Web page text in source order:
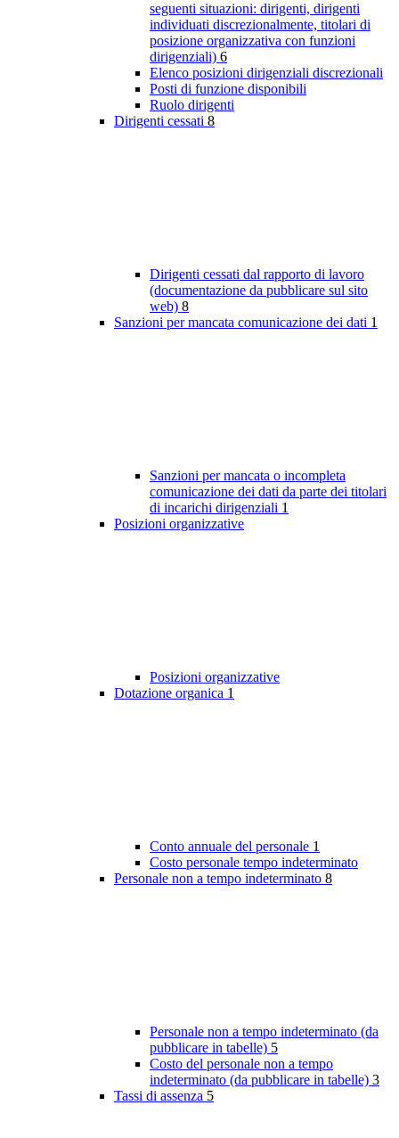
seguenti situazioni: dirigenti, dirigenti
individuati discrezionalmente, titolari di
posizione organizzativa con funzioni
dirigenziali) 6
Elenco posizioni dirigenziali discrezionali
Posti di funzione disponibili
Ruolo dirigenti
Dirigenti cessati 8
Dirigenti cessati dal rapporto di lavoro
(documentazione da pubblicare sul sito
web) 8
Sanzioni per mancata comunicazione dei dati 1
Sanzioni per mancata o incompleta
comunicazione dei dati da parte dei titolari
di incarichi dirigenziali 1
Posizioni organizzative
Posizioni organizzative
Dotazione organica 1
Conto annuale del personale 1
Costo personale tempo indeterminato
Personale non a tempo indeterminato 8
Personale non a tempo indeterminato (da
pubblicare in tabelle) 5
Costo del personale non a tempo
indeterminato (da pubblicare in tabelle) 3
Tassi di assenza 5